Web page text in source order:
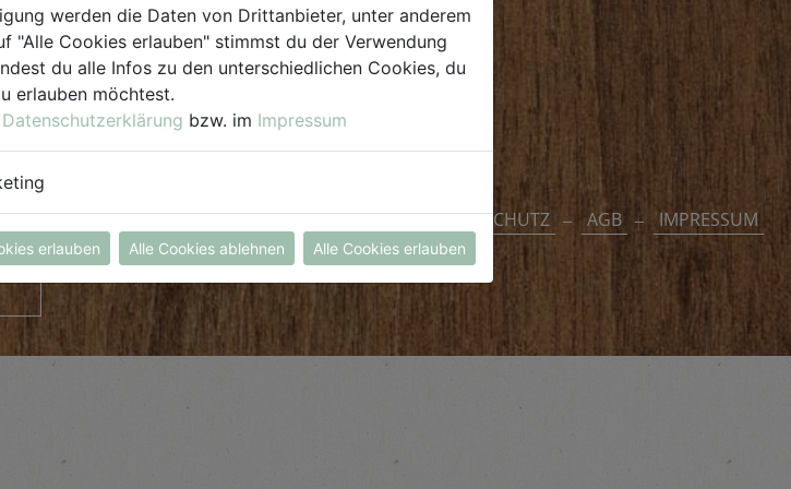
DATENSCHUTZ AGB IMPRESSUM
werden die Daten von Drittanbieter, unter anderem
"Alle Cookies erlauben" stimmst du der Verwendung
du alle Infos zu den unterschiedlichen Cookies, du
erlauben möchtest.
Datenschutzerklärung bzw. im Impressum
erlauben Alle Cookies ablehnen Alle Cookies erlauben